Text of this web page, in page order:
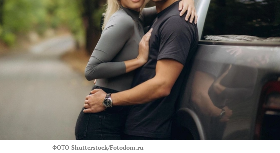
ФОТО Shutterstock/Fotodom.ru